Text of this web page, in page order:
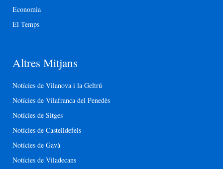
Economia
El Temps
Altres Mitjans
Notícies de Vilanova i la Geltrú
Notícies de Vilafranca del Penedès
Notícies de Sitges
Notícies de Castelldefels
Notícies de Gavà
Notícies de Viladecans